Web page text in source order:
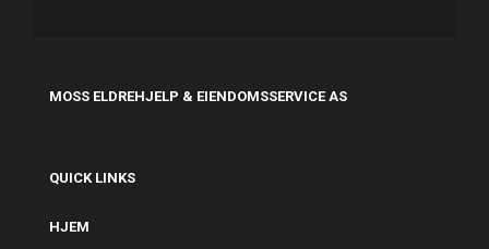
MOSS ELDREHJELP & EIENDOMSSERVICE AS
QUICK LINKS
HJEM